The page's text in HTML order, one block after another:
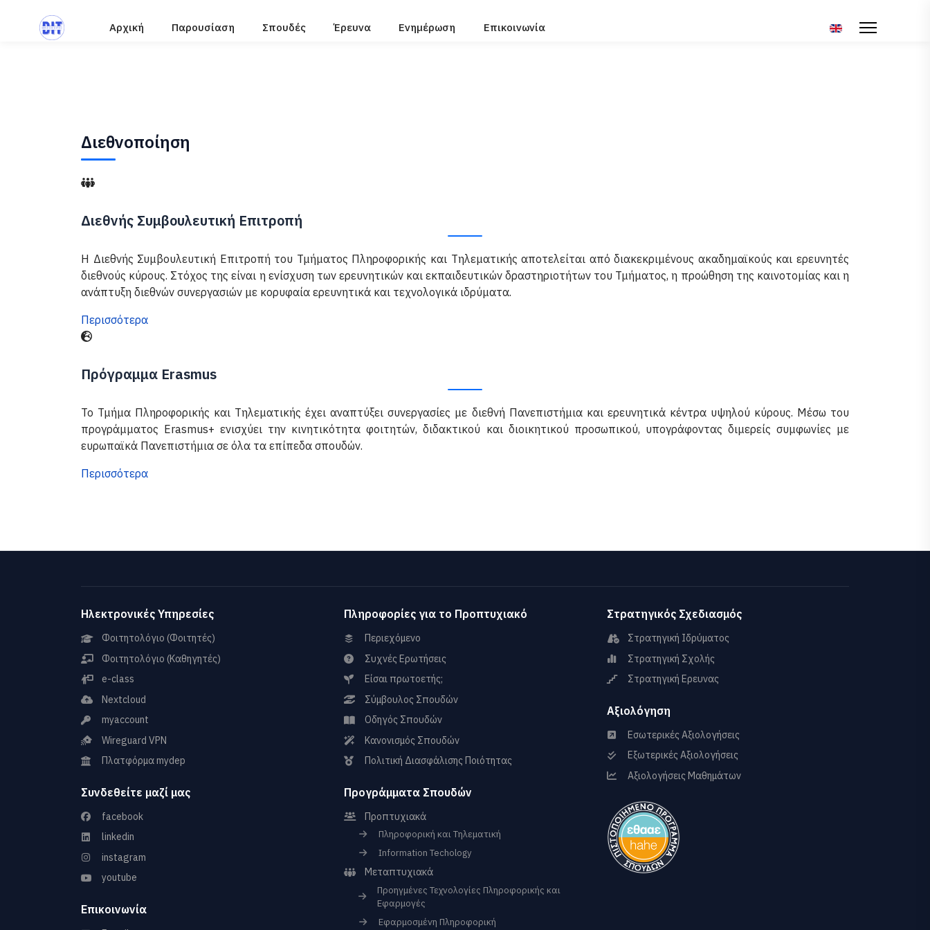
Αρχική Παρουσίαση Σπουδές Έρευνα Ενημέρωση Επικοινωνία Επιλέξτε τη γλώσσα
Διεθνοποίηση
Διεθνής Συμβουλευτική Επιτροπή
Η Διεθνής Συμβουλευτική Επιτροπή του Τμήματος Πληροφορικής και Τηλεματικής αποτελείται από διακεκριμένους ακαδημαϊκούς και ερευνητές
διεθνούς κύρους. Στόχος της είναι η ενίσχυση των ερευνητικών και εκπαιδευτικών δραστηριοτήτων του Τμήματος, η προώθηση της καινοτομίας και η
ανάπτυξη διεθνών συνεργασιών με κορυφαία ερευνητικά και τεχνολογικά ιδρύματα.
Περισσότερα
Πρόγραμμα Erasmus
Το Τμήμα Πληροφορικής και Τηλεματικής έχει αναπτύξει συνεργασίες με διεθνή Πανεπιστήμια και ερευνητικά κέντρα υψηλού κύρους. Μέσω του
προγράμματος Erasmus+ ενισχύει την κινητικότητα φοιτητών, διδακτικού και διοικητικού προσωπικού, υπογράφοντας διμερείς συμφωνίες με
ευρωπαϊκά Πανεπιστήμια σε όλα τα επίπεδα σπουδών.
Περισσότερα
Ηλεκτρονικές Υπηρεσίες
Φοιτητολόγιο (Φοιτητές)
Φοιτητολόγιο (Καθηγητές)
e-class
Nextcloud
myaccount
Wireguard VPN
Πλατφόρμα mydep
Συνδεθείτε μαζί μας
facebook
linkedin
instagram
youtube
Επικοινωνία
Πληροφορίες για το Προπτυχιακό
Περιεχόμενο
Συχνές Ερωτήσεις
Είσαι πρωτοετής;
Σύμβουλος Σπουδών
Οδηγός Σπουδών
Κανονισμός Σπουδών
Πολιτική Διασφάλισης Ποιότητας
Προγράμματα Σπουδών
Προπτυχιακά
Πληροφορική και Τηλεματική
Information Techology
Μεταπτυχιακά
Προηγμένες Τεχνολογίες Πληροφορικής και
Εφαρμογές
Εφαρμοσμένη Πληροφορική
Στρατηγικός Σχεδιασμός
Στρατηγική Ιδρύματος
Στρατηγική Σχολής
Στρατηγική Ερευνας
Αξιολόγηση
Εσωτερικές Αξιολογήσεις
Εξωτερικές Αξιολογήσεις
Αξιολογήσεις Μαθημάτων